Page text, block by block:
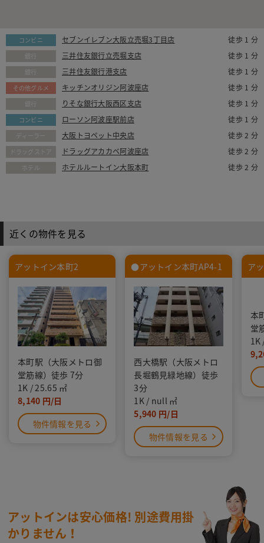
コンビニ セブンイレブン大阪立売堀3丁目店 徒歩 1 分
銀行 三井住友銀行立売堀支店 徒歩 1 分
銀行 三井住友銀行港支店 徒歩 1 分
その他グルメ キッチンオリジン阿波座店 徒歩 1 分
銀行 りそな銀行大阪西区支店 徒歩 1 分
コンビニ ローソン阿波座駅前店 徒歩 1 分
ディーラー 大阪トヨペット中央店 徒歩 2 分
ドラッグストア ドラッグアカカベ阿波座店 徒歩 2 分
ホテル ホテルルートイン大阪本町 徒歩 2 分
近くの物件を見る
アットイン本町2
本町駅（大阪メトロ御
堂筋線）徒歩 7分
1K
25.65
8,140
物件情報を見る
●アットイン本町AP4-1
西大橋駅（大阪メトロ
長堀鶴見緑地線）徒歩
3分
1K
null
5,940
物件情報を見る
ア
本
堂
1K
アットインは安心価格! 別途費用掛
かりません！